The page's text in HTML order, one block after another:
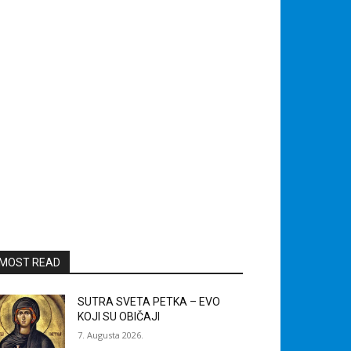
READ
SUTRA SVETA PETKA – EVO
KOJI SU OBIČAJI
7. Augusta 2026.